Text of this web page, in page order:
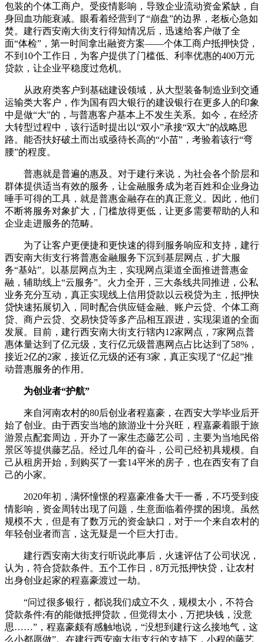
包装的个体工商户。受疫情影响，导致企业流动资金紧缺，自
身回血功能衰减。眼看着经营到了“崩盘”的边界，老板心急如
焚。建行西安南大街支行得知情况后，迅速给客户做了全
面“体检”，第一时间拿出融资方案——个体工商户抵押快贷，
不到10个工作日，为客户提供了门槛低、利率优惠的400万元
贷款，让企业平稳度过危机。
从政府类客户到基础建设领域，从大型装备制造业到交通
运输类大客户，作为国有四大银行的建设银行在更多人的印象
中是做“大”的，与普惠客户基本上不发生关系。如今，在经济
大转型过程中，该行适时提出以“双小”承接“双大”的战略思
路。能否扶好破土而出或亟待长高的“小苗”，考验着该行“弯
腰”的程度。
普惠就是普遍的惠及。对于建行来说，为社会各个阶层和
群体提供适当有效的服务，让金融服务成为老百姓和企业身边
唾手可得的工具，就是普惠金融存在的真正意义。因此，他们
不断将服务对象扩大，门槛放得更低，让更多需要帮助的人和
企业走进服务的范畴。
为了让客户更便捷和更快速的得到服务响应和支持，建行
西安南大街支行将普惠金融服务下沉到基层网点，扩大服
务“基站”。以基层网点为主，实现网点渠道全面推进普惠金
融，辅助线上“云服务”。火力全开，三大条线共同推进，公私
业务充分互动，真正实现线上信用贷款以云税贷为主，抵押快
贷快速拓展切入，同时配合供应链金融、账户云贷、个体工商
贷、商户云贷、交易快贷等多产品相互跟进，实现渠道的全面
发展。目前，建行西安南大街支行辖内12家网点，7家网点普
惠体量达到了亿元级，支行亿元级普惠网点占比达到了58%，
接近2亿的2家，接近亿元级的还有3家，真正实现了“亿起”推
动普惠服务的作用。
为创业者“护航”
来自河南农村的80后创业者程嘉豪，在西安大学毕业后开
始了创业。由于西安当地的旅游业十分兴旺，程嘉豪着眼于旅
游景点配套周边，开办了一家生态藤艺公司，主要为当地民俗
景区等提供藤艺品。经过几年的奋斗，公司已经初具规模。自
己从租房开始，到购买了一套14平米的房子，也在西安有了自
己的小家。
2020年初，满怀憧憬的程嘉豪准备大干一番，不巧受到疫
情影响，资金周转出现了问题，生意面临着停摆的困境。虽然
规模不大，但是有了数万元的资金缺口，对于一个来自农村的
年轻创业者而言，这无疑是一个巨大打击。
建行西安南大街支行听说此事后，火速评估了公司状况，
认为，符合贷款条件。五个工作日，8万元抵押快贷，让农村
出身创业起家的程嘉豪渡过一劫。
“问过很多银行，都说我们成立不久，规模太小，不符合
贷款条件;有的能做抵押贷款，但觉得太小，万把块钱，没意
思……”，程嘉豪颇有感触地说，“没想到建行这么接地气，这
么小都愿做”。在建行西安南大街支行的支持下，小程的藤艺